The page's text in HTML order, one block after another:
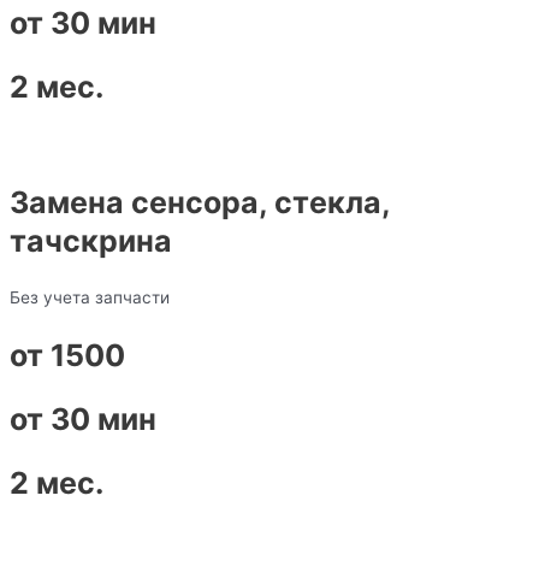
от 30 мин
2 мес.
Замена сенсора, стекла,
тачскрина
Без учета запчасти
от 1500
от 30 мин
2 мес.